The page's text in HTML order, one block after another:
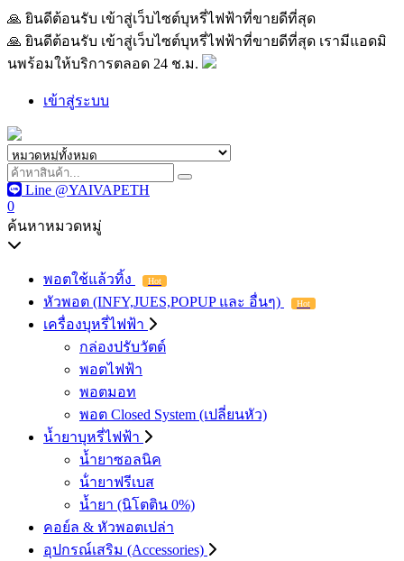
🙏 ยินดีต้อนรับ เข้าสู่เว็บไซต์บุหรี่ไฟฟ้าที่ขายดีที่สุด เรามีแอดมิน
🙏 ยินดีต้อนรับ เข้าสู่เว็บไซต์บุหรี่ไฟฟ้าที่ขายดีที่สุด เรามีแอดมิ
นพร้อมให้บริการตลอด 24 ช.ม.
เข้าสู่ระบบ
Line @YAIVAPETH
0
ค้นหาหมวดหมู่
พอตใช้แล้วทิ้ง Hot
หัวพอต (INFY,JUES,POPUP และ อื่นๆ) Hot
เครื่องบุหรี่ไฟฟ้า
กล่องปรับวัตต์
พอตไฟฟ้า
พอตมอท
พอต Closed System (เปลี่ยนหัว)
น้ำยาบุหรี่ไฟฟ้า
น้ำยาซอลนิค
น้ํายาฟรีเบส
น้ำยา (นิโตติน 0%)
คอย์ล & หัวพอตเปล่า
อุปกรณ์เสริม (Accessories)